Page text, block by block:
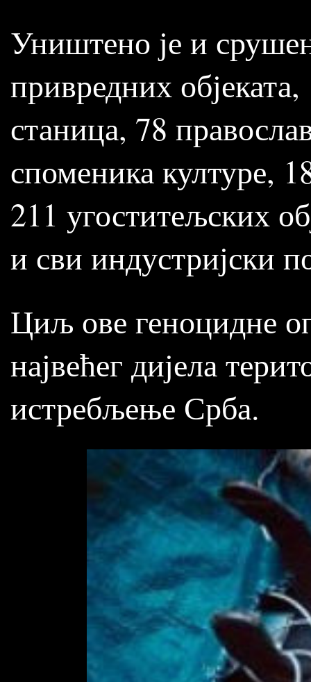
Уништено је и
привредних
станица, 78
споменика културе,
211 угоститељских
и сви индустријски
Циљ ове геноцидне
највећег дијела
истребљење Срба.